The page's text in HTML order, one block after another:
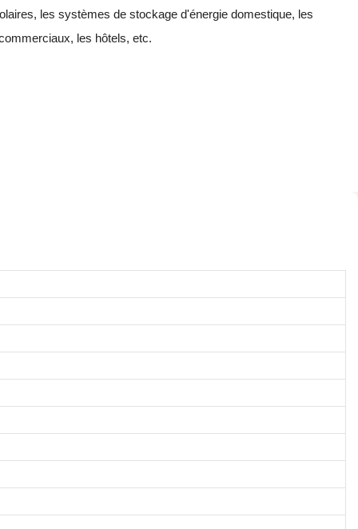
les systèmes de stockage d'énergie domestique, les
les hôtels, etc.